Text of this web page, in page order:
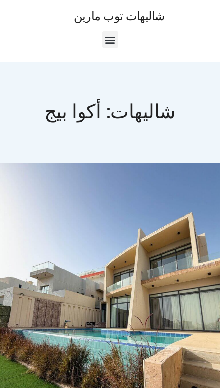
شاليهات توب مارين
شاليهات: أكوا بيج